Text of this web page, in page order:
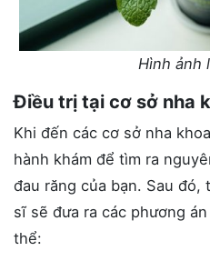
Hình ảnh
Điều trị tại cơ sở nha
Khi đến các cơ sở nha
hành khám để tìm ra
đau răng của bạn. Sau
sĩ sẽ đưa ra các phương
thể: